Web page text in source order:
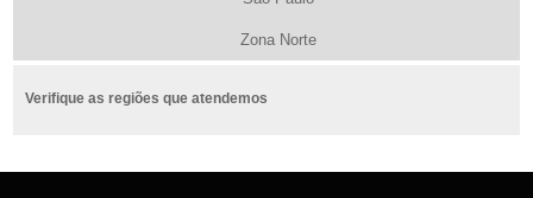
Zona Norte
Verifique as regiões que atendemos